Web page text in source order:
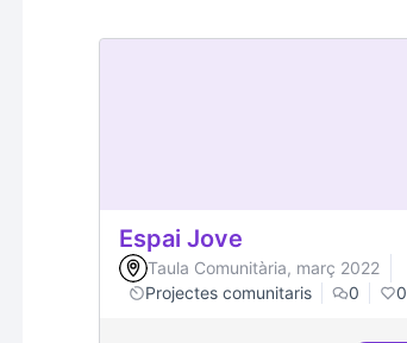
Espai Jove
Taula Comunitària, març 2022
Projectes comunitaris
0 0